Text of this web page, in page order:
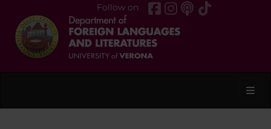
Follow on